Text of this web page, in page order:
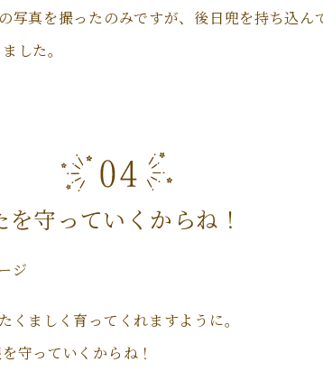
写真を撮ったのみですが、後日兜を持ち込ん
した。
守っていくからね！
ジ
くましく育ってくれますように。
守っていくからね！